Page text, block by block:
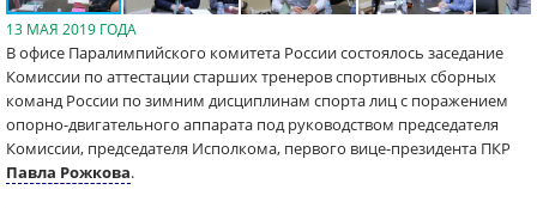
13 МАЯ 2019 ГОДА
В офисе Паралимпийского комитета России состоялось заседание
Комиссии по аттестации старших тренеров спортивных сборных
команд России по зимним дисциплинам спорта лиц с поражением
опорно-двигательного аппарата под руководством председателя
Комиссии, председателя Исполкома, первого вице-президента ПКР
Павла Рожкова.